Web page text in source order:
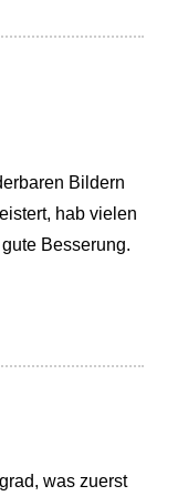
Bildern
hab vielen
Besserung.
was zuerst